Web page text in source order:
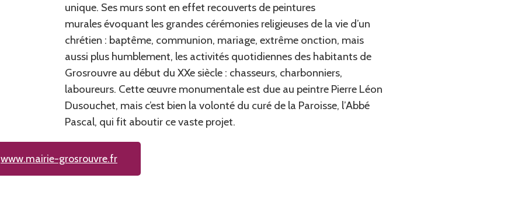
unique. Ses murs sont en effet recouverts de peintures
murales évoquant les grandes cérémonies religieuses de la vie d’un
chrétien : baptême, communion, mariage, extrême onction, mais
aussi plus humblement, les activités quotidiennes des habitants de
Grosrouvre au début du XXe siècle : chasseurs, charbonniers,
laboureurs. Cette œuvre monumentale est due au peintre Pierre Léon
Dusouchet, mais c’est bien la volonté du curé de la Paroisse, l’Abbé
Pascal, qui fit aboutir ce vaste projet.
www.mairie-grosrouvre.fr